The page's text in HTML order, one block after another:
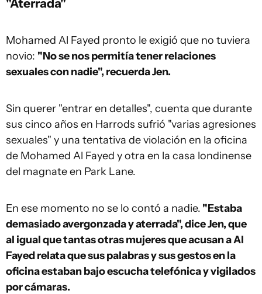
Mohamed Al Fayed pronto le exigió que no tuviera
novio: "No se nos permitía tener relaciones
sexuales con nadie", recuerda Jen.
Sin querer "entrar en detalles", cuenta que durante
sus cinco años en Harrods sufrió "varias agresiones
sexuales" y una tentativa de violación en la oficina
de Mohamed Al Fayed y otra en la casa londinense
del magnate en Park Lane.
En ese momento no se lo contó a nadie. "Estaba
demasiado avergonzada y aterrada", dice Jen, que
al igual que tantas otras mujeres que acusan a Al
Fayed relata que sus palabras y sus gestos en la
oficina estaban bajo escucha telefónica y vigilados
por cámaras.